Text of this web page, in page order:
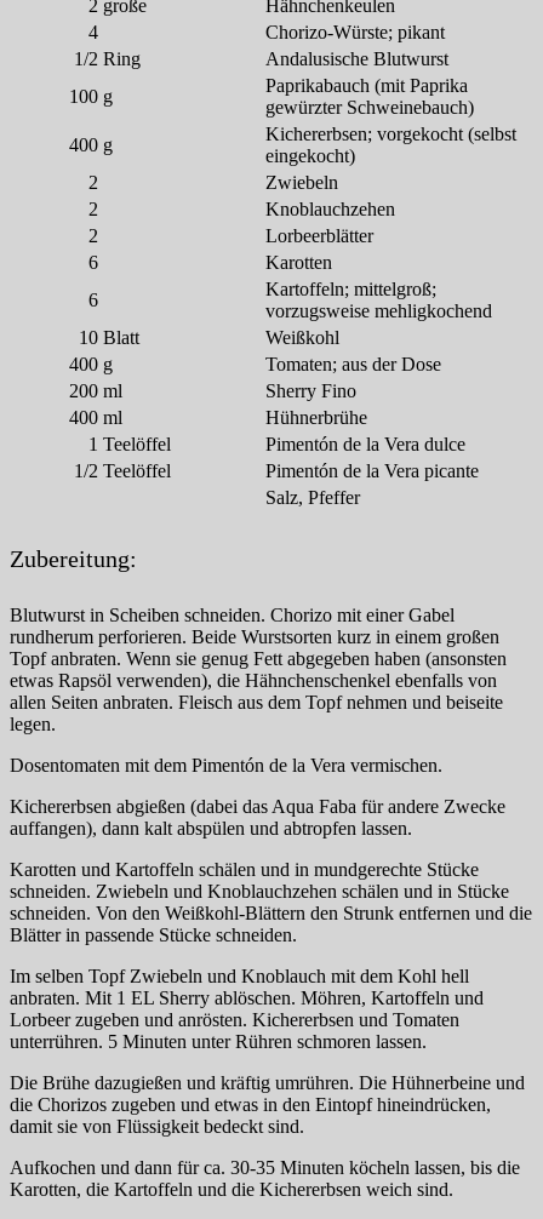
2 große
Hähnchenkeulen
4
Chorizo-Würste; pikant
1/2 Ring
Andalusische Blutwurst
100 g
Paprikabauch (mit Paprika
gewürzter Schweinebauch)
400 g
Kichererbsen; vorgekocht (selbst
eingekocht)
2
Zwiebeln
2
Knoblauchzehen
2
Lorbeerblätter
6
Karotten
6
Kartoffeln; mittelgroß;
vorzugsweise mehligkochend
10 Blatt
Weißkohl
400 g
Tomaten; aus der Dose
200 ml
Sherry Fino
400 ml
Hühnerbrühe
1 Teelöffel
Pimentón de la Vera dulce
1/2 Teelöffel
Pimentón de la Vera picante
Salz, Pfeffer
Zubereitung:
Blutwurst in Scheiben schneiden. Chorizo mit einer Gabel
rundherum perforieren. Beide Wurstsorten kurz in einem großen
Topf anbraten. Wenn sie genug Fett abgegeben haben (ansonsten
etwas Rapsöl verwenden), die Hähnchenschenkel ebenfalls von
allen Seiten anbraten. Fleisch aus dem Topf nehmen und beiseite
legen.
Dosentomaten mit dem Pimentón de la Vera vermischen.
Kichererbsen abgießen (dabei das Aqua Faba für andere Zwecke
auffangen), dann kalt abspülen und abtropfen lassen.
Karotten und Kartoffeln schälen und in mundgerechte Stücke
schneiden. Zwiebeln und Knoblauchzehen schälen und in Stücke
schneiden. Von den Weißkohl-Blättern den Strunk entfernen und die
Blätter in passende Stücke schneiden.
Im selben Topf Zwiebeln und Knoblauch mit dem Kohl hell
anbraten. Mit 1 EL Sherry ablöschen. Möhren, Kartoffeln und
Lorbeer zugeben und anrösten. Kichererbsen und Tomaten
unterrühren. 5 Minuten unter Rühren schmoren lassen.
Die Brühe dazugießen und kräftig umrühren. Die Hühnerbeine und
die Chorizos zugeben und etwas in den Eintopf hineindrücken,
damit sie von Flüssigkeit bedeckt sind.
Aufkochen und dann für ca. 30-35 Minuten köcheln lassen, bis die
Karotten, die Kartoffeln und die Kichererbsen weich sind.